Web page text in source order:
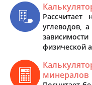
углеводов,
физической
минералов